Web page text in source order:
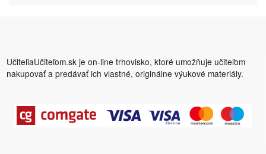
UčiteliaUčiteľom.sk je on-line trhovisko, ktoré umožňuje učiteľom
nakupovať a predávať ich vlastné, originálne výukové materiály.